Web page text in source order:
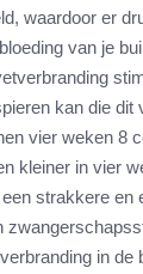
waardoor er
van je
kan die dit
vier weken 8
kleiner in vier
strakkere en
in de